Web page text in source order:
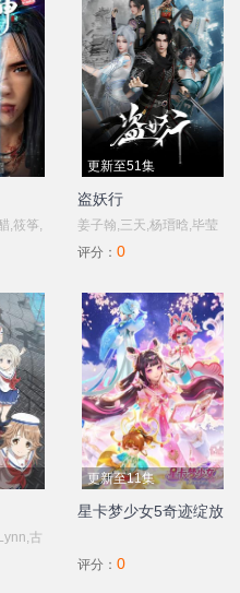
,筱筝,
添天
更新至51集
盗妖行
姜子翰,三天,杨瑨晗,毕莹
超,阿沁,冯泽锐,唐策,闫子
潇文
评分： 0
古
美晴,
更新至11集
星卡梦少女5奇迹绽放
评分： 0